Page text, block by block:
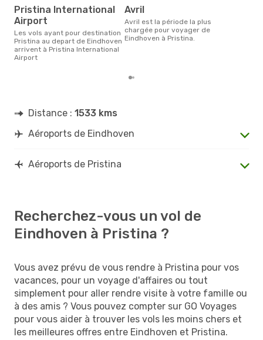
Pristina International
Airport
Les vols ayant pour destination
Pristina au depart de Eindhoven
arrivent à Pristina International
Airport
avril
avril est la période la plus
chargée pour voyager de
Eindhoven à Pristina.
Distance : 1533 kms
Aéroports de Eindhoven
Aéroports de Pristina
Recherchez-vous un vol de
Eindhoven à Pristina ?
Vous avez prévu de vous rendre à Pristina pour vos
vacances, pour un voyage d'affaires ou tout
simplement pour aller rendre visite à votre famille ou
à des amis ? Vous pouvez compter sur GO Voyages
pour vous aider à trouver les vols les moins chers et
les meilleures offres entre Eindhoven et Pristina.